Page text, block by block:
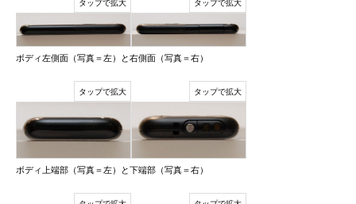
ボディ左側面（写真＝左）と右側面（写真＝右）
ボディ上端部（写真＝左）と下端部（写真＝右）